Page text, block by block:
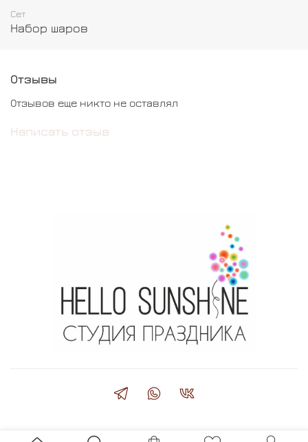
Сет
Набор шаров
Отзывы
Отзывов еще никто не оставлял
Написать отзыв